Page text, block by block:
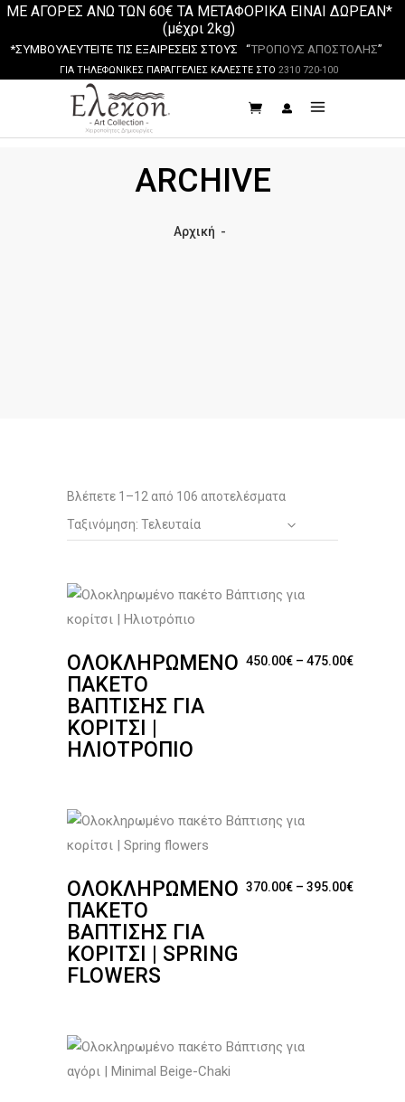
ΜΕ ΑΓΟΡΕΣ ΑΝΩ ΤΩΝ 60€ ΤΑ ΜΕΤΑΦΟΡΙΚΑ ΕΙΝΑΙ ΔΩΡΕΑΝ*
(μέχρι 2kg)
*ΣΥΜΒΟΥΛΕΥΤΕΙΤΕ ΤΙΣ ΕΞΑΙΡΕΣΕΙΣ ΣΤΟΥΣ “ΤΡΟΠΟΥΣ ΑΠΟΣΤΟΛΗΣ”
ΓΙΑ ΤΗΛΕΦΩΝΙΚΕΣ ΠΑΡΑΓΓΕΛΙΕΣ ΚΑΛΕΣΤΕ ΣΤΟ 2310 720-100
ARCHIVE
Αρχική -
Βλέπετε 1–12 από 106 αποτελέσματα
by
Ταξινόμηση: Τελευταία
ΟΛΟΚΛΗΡΩΜΈΝΟ
ΠΑΚΈΤΟ
ΒΆΠΤΙΣΗΣ ΓΙΑ
ΚΟΡΊΤΣΙ |
ΗΛΙΟΤΡΌΠΙΟ
450.00€ – 475.00€Price
ΟΛΟΚΛΗΡΩΜΈΝΟ
ΠΑΚΈΤΟ
ΒΆΠΤΙΣΗΣ ΓΙΑ
ΚΟΡΊΤΣΙ | SPRING
FLOWERS
370.00€ – 395.00€Price